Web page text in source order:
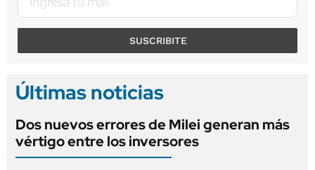
SUSCRIBITE
Últimas noticias
Dos nuevos errores de Milei generan más
vértigo entre los inversores